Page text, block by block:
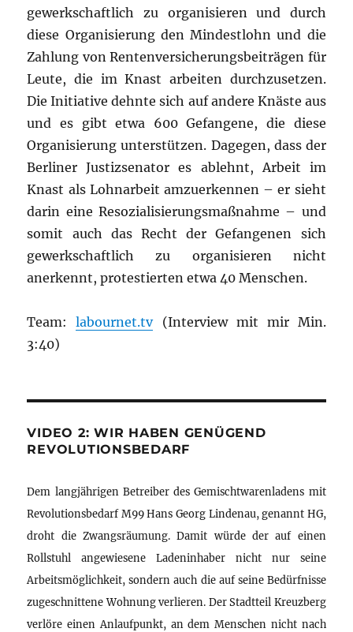
gewerkschaftlich zu organisieren und durch
diese Organisierung den Mindestlohn und die
Zahlung von Rentenversicherungsbeiträgen für
Leute, die im Knast arbeiten durchzusetzen.
Die Initiative dehnte sich auf andere Knäste aus
und es gibt etwa 600 Gefangene, die diese
Organisierung unterstützen. Dagegen, dass der
Berliner Justizsenator es ablehnt, Arbeit im
Knast als Lohnarbeit amzuerkennen – er sieht
darin eine Resozialisierungsmaßnahme – und
somit auch das Recht der Gefangenen sich
gewerkschaftlich zu organisieren nicht
anerkennt, protestierten etwa 40 Menschen.
Team:labournet.tv(Interview mit mir Min.
3:40)
VIDEO 2: WIR HABEN GENÜGEND
REVOLUTIONSBEDARF
Dem langjährigen Betreiber des Gemischtwarenladens mit
Revolutionsbedarf M99 Hans Georg Lindenau, genannt HG,
droht die Zwangsräumung. Damit würde der auf einen
Rollstuhl angewiesene Ladeninhaber nicht nur seine
Arbeitsmöglichkeit, sondern auch die auf seine Bedürfnisse
zugeschnittene Wohnung verlieren. Der Stadtteil Kreuzberg
verlöre einen Anlaufpunkt, an dem Menschen nicht nach